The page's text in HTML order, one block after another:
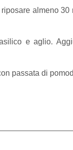
almeno
e aglio.
passata di